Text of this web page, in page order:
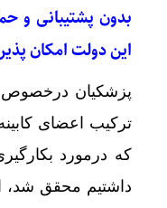
بدون پشتیبانی و
این دولت امکان
پزشکیان درخصوص
ترکیب اعضای
که درمورد
داشتیم محقق شد،